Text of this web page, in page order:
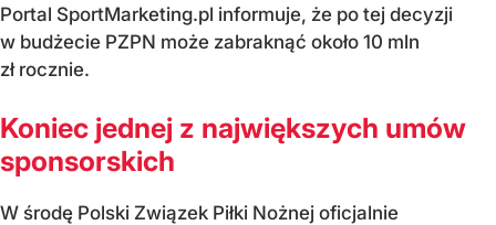
Portal SportMarketing.pl informuje, że po tej decyzji
w budżecie PZPN może zabraknąć około 10 mln
zł rocznie.
Koniec jednej z największych umów
sponsorskich
W środę Polski Związek Piłki Nożnej oficjalnie